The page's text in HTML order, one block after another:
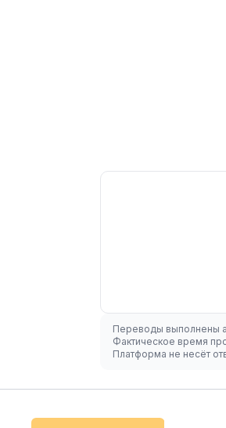
Переводы выполнены
Фактическое время
Платформа не несёт